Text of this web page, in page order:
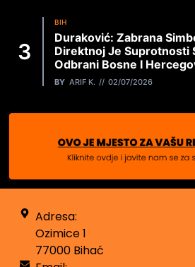
BIH
Duraković: Zabrana
Direktnoj Je Suprotnosti
Odbrani Bosne I
BY ARIF K. 02/07/2026
Adresa:
Ozimice 1
77000 Bihać